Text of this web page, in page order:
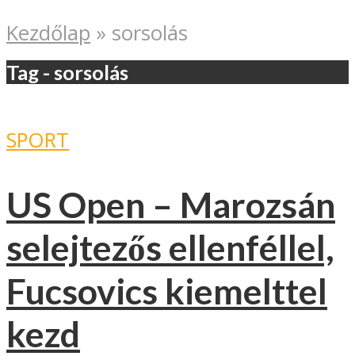
Kezdőlap » sorsolás
Tag - sorsolás
SPORT
US Open – Marozsán
selejtezős ellenféllel,
Fucsovics kiemelttel
kezd